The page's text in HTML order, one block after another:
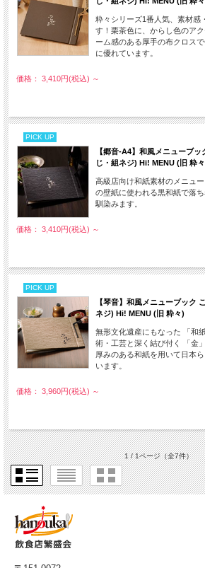
粋々シリーズ1番人気、素材感
す！栗茶色に、からし色のア
ーム感のある厚手の布クロス
に優れています。
価格： 3,410円(税込) ～
PICK UP
【郷音-A4】和風メニューブ
じ・組ネジ) Hi! MENU (旧 粋
高級店向け和紙素材のメニュ
の壁紙に使われる黒和紙で落
馴染みます。
価格： 3,410円(税込) ～
PICK UP
【琴音】和風メニューブック
ネジ) Hi! MENU (旧 粋々)
無形文化遺産にもなった 「和
術・工芸と深く結び付く 「金
厚みのある和紙を用いて日本
います。
価格： 3,960円(税込) ～
1 / 1ページ（全7件）